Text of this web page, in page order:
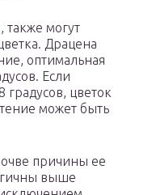
также могут
Драцена
оптимальная
Если
градусов, цветок
может быть
причины ее
выше